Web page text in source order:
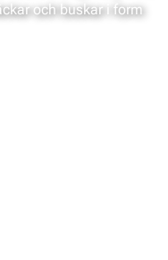
och buskar i form